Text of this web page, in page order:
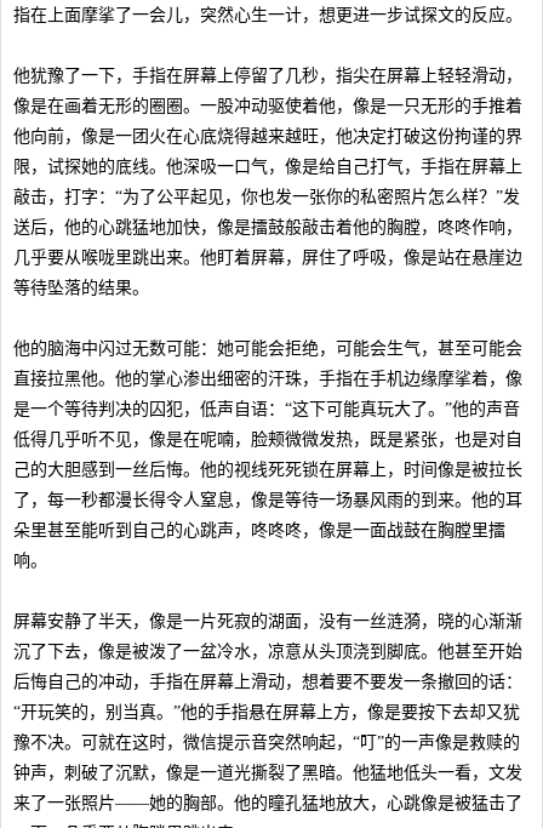
指在上面摩挲了一会儿，突然心生一计，想更进一步试探文的反应。
他犹豫了一下，手指在屏幕上停留了几秒，指尖在屏幕上轻轻滑动，
像是在画着无形的圈圈。一股冲动驱使着他，像是一只无形的手推着
他向前，像是一团火在心底烧得越来越旺，他决定打破这份拘谨的界
限，试探她的底线。他深吸一口气，像是给自己打气，手指在屏幕上
敲击，打字：“为了公平起见，你也发一张你的私密照片怎么样？”发
送后，他的心跳猛地加快，像是擂鼓般敲击着他的胸膛，咚咚作响，
几乎要从喉咙里跳出来。他盯着屏幕，屏住了呼吸，像是站在悬崖边
等待坠落的结果。
他的脑海中闪过无数可能：她可能会拒绝，可能会生气，甚至可能会
直接拉黑他。他的掌心渗出细密的汗珠，手指在手机边缘摩挲着，像
是一个等待判决的囚犯，低声自语：“这下可能真玩大了。”他的声音
低得几乎听不见，像是在呢喃，脸颊微微发热，既是紧张，也是对自
己的大胆感到一丝后悔。他的视线死死锁在屏幕上，时间像是被拉长
了，每一秒都漫长得令人窒息，像是等待一场暴风雨的到来。他的耳
朵里甚至能听到自己的心跳声，咚咚咚，像是一面战鼓在胸膛里擂
响。
屏幕安静了半天，像是一片死寂的湖面，没有一丝涟漪，晓的心渐渐
沉了下去，像是被泼了一盆冷水，凉意从头顶浇到脚底。他甚至开始
后悔自己的冲动，手指在屏幕上滑动，想着要不要发一条撤回的话：
“开玩笑的，别当真。”他的手指悬在屏幕上方，像是要按下去却又犹
豫不决。可就在这时，微信提示音突然响起，“叮”的一声像是救赎的
钟声，刺破了沉默，像是一道光撕裂了黑暗。他猛地低头一看，文发
来了一张照片——她的胸部。他的瞳孔猛地放大，心跳像是被猛击了